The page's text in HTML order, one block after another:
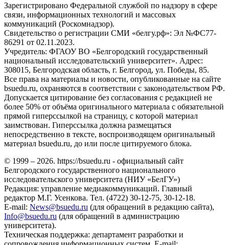
Зарегистрировано Федеральной службой по надзору в сфере
связи, информационных технологий и массовых
коммуникаций (Роскомнадзор).
Свидетельство о регистрации СМИ «белгу.рф»: Эл №ФС77-
86291 от 02.11.2023.
Учредитель: ФГАОУ ВО «Белгородский государственный
национальный исследовательский университет». Адрес:
308015, Белгородская область, г. Белгород, ул. Победы, 85.
Все права на материалы и новости, опубликованные на сайте
bsuedu.ru, охраняются в соответствии с законодательством РФ.
Допускается цитирование без согласования с редакцией не
более 50% от объёма оригинального материала с обязательной
прямой гиперссылкой на страницу, с которой материал
заимствован. Гиперссылка должна размещаться
непосредственно в тексте, воспроизводящем оригинальный
материал bsuedu.ru, до или после цитируемого блока.
© 1999 – 2026. https://bsuedu.ru - официальный сайт
Белгородского государственного национального
исследовательского университета (НИУ «БелГУ»)
Редакция: управление медиакоммуникаций. Главный
редактор М.Г. Усенкова. Тел. (4722) 30-12-75, 30-12-18.
E-mail: News@bsuedu.ru (для обращений в редакцию сайта),
Info@bsuedu.ru (для обращений в администрацию
университета).
Техническая поддержка: департамент разработки и